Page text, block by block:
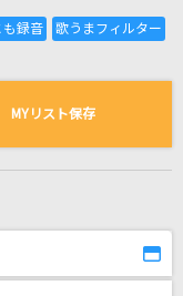
MYリスト保存